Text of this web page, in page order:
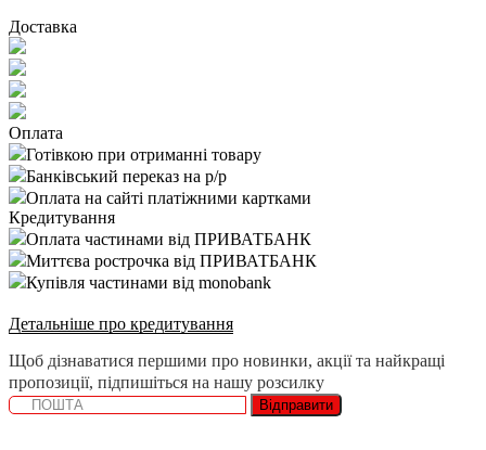
Доставка
Оплата
Готівкою при отриманні товару
Банківський переказ на р/р
Оплата на сайті платіжними картками
Кредитування
Оплата частинами від ПРИВАТБАНК
Миттєва рострочка від ПРИВАТБАНК
Купівля частинами від monobank
Детальніше про кредитування
Щоб дізнаватися першими про новинки, акції та найкращі
пропозиції, підпишіться на нашу розсилку
Відправити